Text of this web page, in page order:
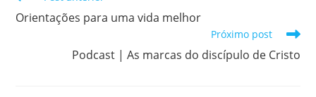
Orientações para uma vida melhor
Próximo post
Podcast | As marcas do discípulo de Cristo